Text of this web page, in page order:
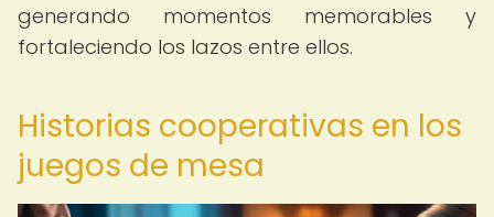
generando momentos memorables y
fortaleciendo los lazos entre ellos.
Historias cooperativas en los
juegos de mesa